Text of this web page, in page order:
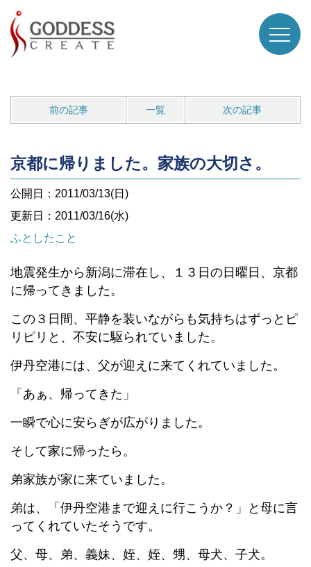
前の記事 一覧 次の記事
京都に帰りました。家族の大切さ。
公開日：2011/03/13(日)
更新日：2011/03/16(水)
ふとしたこと
地震発生から新潟に滞在し、１３日の日曜日、京都
に帰ってきました。
この３日間、平静を装いながらも気持ちはずっとピ
リピリと、不安に駆られていました。
伊丹空港には、父が迎えに来てくれていました。
「あぁ、帰ってきた」
一瞬で心に安らぎが広がりました。
そして家に帰ったら。
弟家族が家に来ていました。
弟は、「伊丹空港まで迎えに行こうか？」と母に言
ってくれていたそうです。
父、母、弟、義妹、姪、姪、甥、母犬、子犬。